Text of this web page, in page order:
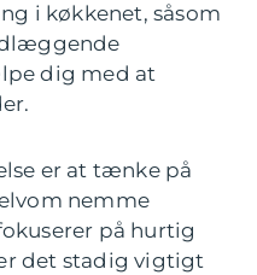
i køkkenet, såsom
dig med at
er at tænke på
nemme
på hurtig
det stadig vigtigt